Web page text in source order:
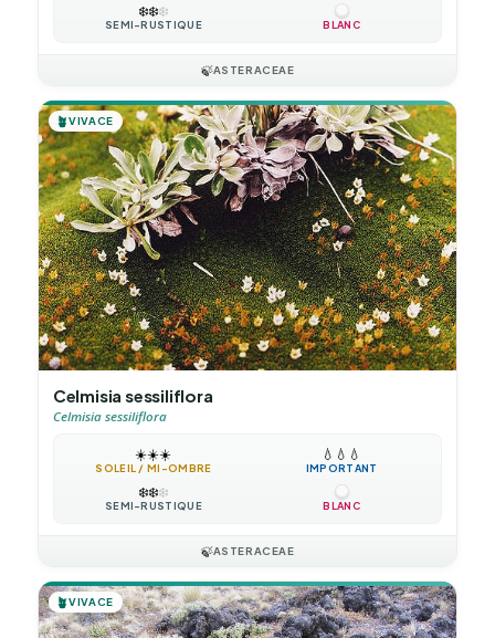
❄️❄️❄️
SEMI-RUSTIQUE BLANC
🍃ASTERACEAE
🪴VIVACE
Celmisia sessiliflora
Celmisia sessiliflora
☀️☀️☀️
SOLEIL / MI-OMBRE
💧 💧 💧
IMPORTANT
❄️❄️❄️
SEMI-RUSTIQUE BLANC
🍃ASTERACEAE
🪴VIVACE